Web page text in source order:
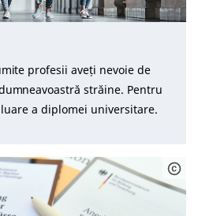
profesii aveți nevoie de
străine. Pentru
a diplomei universitare.